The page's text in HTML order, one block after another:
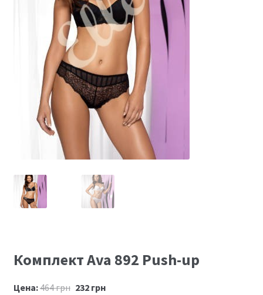
Размеры
Контакты
Обратная связь
Комплект Ava 892 Push-up
Цена:464грн 232грн